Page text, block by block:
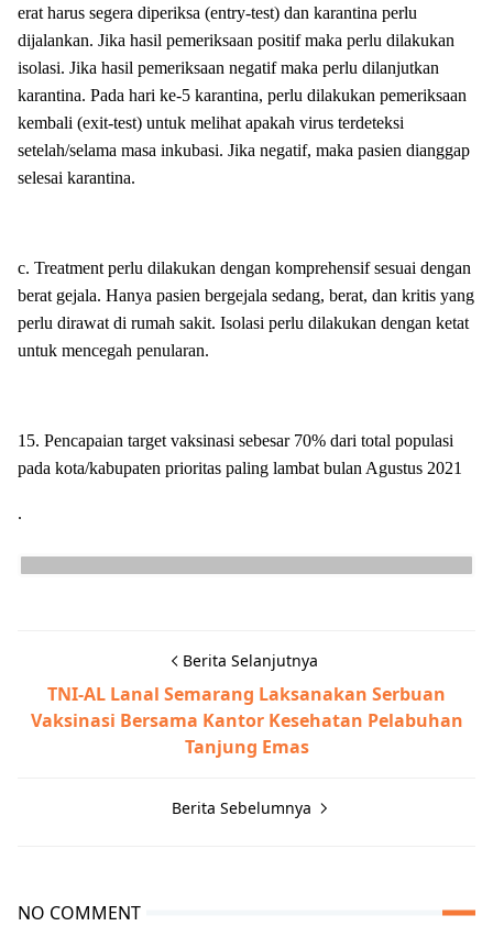
erat harus segera diperiksa (entry-test) dan karantina perlu
dijalankan. Jika hasil pemeriksaan positif maka perlu dilakukan
isolasi. Jika hasil pemeriksaan negatif maka perlu dilanjutkan
karantina. Pada hari ke-5 karantina, perlu dilakukan pemeriksaan
kembali (exit-test) untuk melihat apakah virus terdeteksi
setelah/selama masa inkubasi. Jika negatif, maka pasien dianggap
selesai karantina.
c. Treatment perlu dilakukan dengan komprehensif sesuai dengan
berat gejala. Hanya pasien bergejala sedang, berat, dan kritis yang
perlu dirawat di rumah sakit. Isolasi perlu dilakukan dengan ketat
untuk mencegah penularan.
15. Pencapaian target vaksinasi sebesar 70% dari total populasi
pada kota/kabupaten prioritas paling lambat bulan Agustus 2021
.
Berita Selanjutnya
TNI-AL Lanal Semarang Laksanakan Serbuan
Vaksinasi Bersama Kantor Kesehatan Pelabuhan
Tanjung Emas
Berita Sebelumnya
NO COMMENT